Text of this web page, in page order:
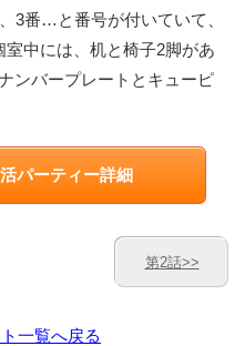
3番…と番号が付いていて、
中には、机と椅子2脚があ
ンバープレートとキューピ
パーティー詳細
第2話>>
一覧へ戻る